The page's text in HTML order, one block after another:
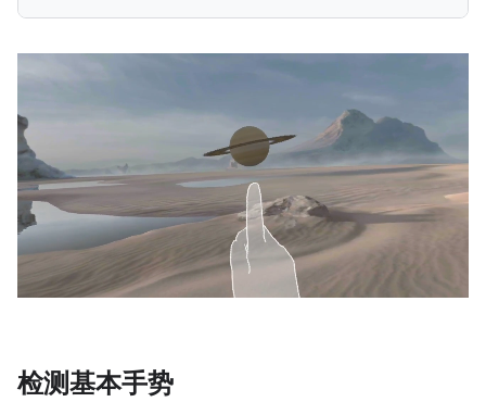
检测基本手势